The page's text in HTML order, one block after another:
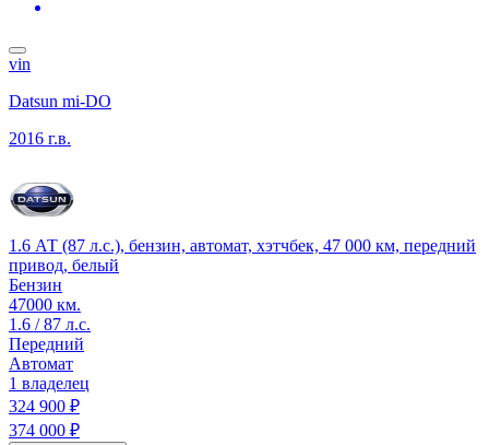
vin
Datsun mi-DO
2016 г.в.
1.6 АТ (87 л.с.), бензин, автомат, хэтчбек, 47 000 км, передний
привод, белый
Бензин
47000 км.
1.6 / 87 л.с.
Передний
Автомат
1 владелец
324 900 ₽
374 000 ₽